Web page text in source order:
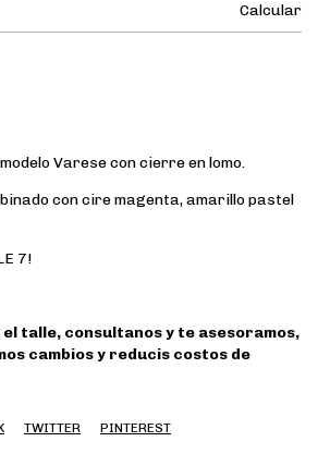
Calcular
Varese con cierre en lomo.
con cire magenta, amarillo pastel
7!
el talle, consultanos y te asesoramos,
cambios y reducis costos de
TWITTER PINTEREST